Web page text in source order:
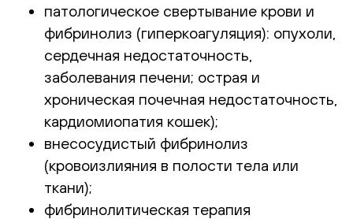
патологическое свертывание крови и
фибринолиз (гиперкоагуляция): опухоли,
сердечная недостаточность,
заболевания печени; острая и
хроническая почечная недостаточность,
кардиомиопатия кошек);
внесосудистый фибринолиз
(кровоизлияния в полости тела или
ткани);
фибринолитическая терапия